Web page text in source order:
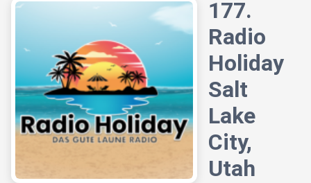
177.
Radio
Holiday
Salt
Lake
City,
Utah